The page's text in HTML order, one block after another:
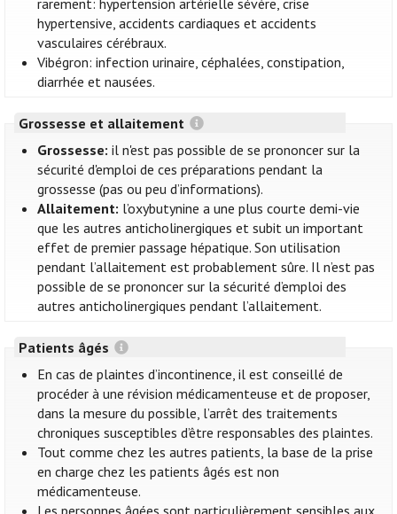
rarement: hypertension artérielle sévère, crise
hypertensive, accidents cardiaques et accidents
vasculaires cérébraux.
Vibégron: infection urinaire, céphalées, constipation,
diarrhée et nausées.
Grossesse et allaitement
Grossesse: il n'est pas possible de se prononcer sur la
sécurité d'emploi de ces préparations pendant la
grossesse (pas ou peu d’informations).
Allaitement: l’oxybutynine a une plus courte demi-vie
que les autres anticholinergiques et subit un important
effet de premier passage hépatique. Son utilisation
pendant l’allaitement est probablement sûre. Il n’est pas
possible de se prononcer sur la sécurité d’emploi des
autres anticholinergiques pendant l’allaitement.
Patients âgés
En cas de plaintes d’incontinence, il est conseillé de
procéder à une révision médicamenteuse et de proposer,
dans la mesure du possible, l’arrêt des traitements
chroniques susceptibles d’être responsables des plaintes.
Tout comme chez les autres patients, la base de la prise
en charge chez les patients âgés est non
médicamenteuse.